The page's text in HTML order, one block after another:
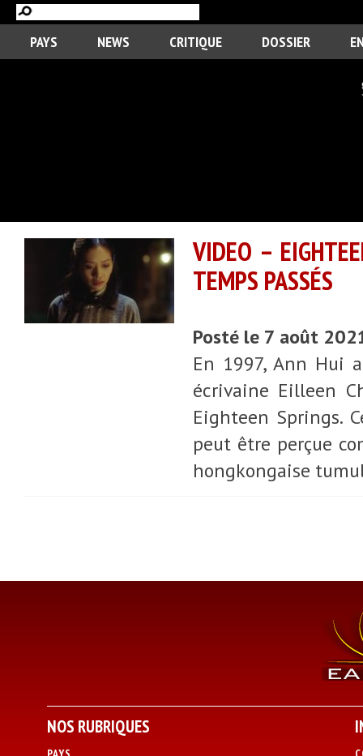
PAYS NEWS CRITIQUE DOSSIER
VIDEO –
TEMPS PASSÉS
Posté le 7 août
En 1997, Ann Hui
écrivaine Eilleen
Eighteen Springs.
peut être perçue
hongkongaise
NOS RUBRIQUES